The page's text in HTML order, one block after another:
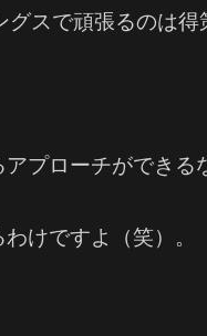
スで頑張るのは得
プローチができる
けですよ（笑）。